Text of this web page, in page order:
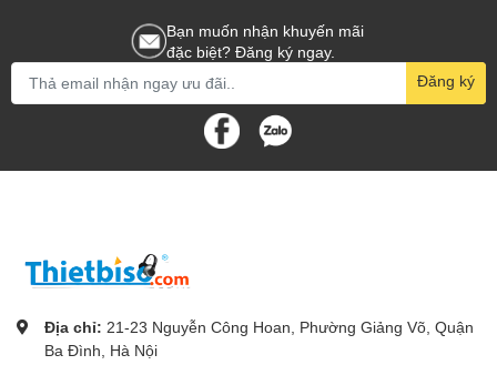
Bạn muốn nhận khuyến mãi
đặc biệt? Đăng ký ngay.
Đăng ký
Địa chỉ: 21-23 Nguyễn Công Hoan, Phường Giảng Võ, Quận
Ba Đình, Hà Nội